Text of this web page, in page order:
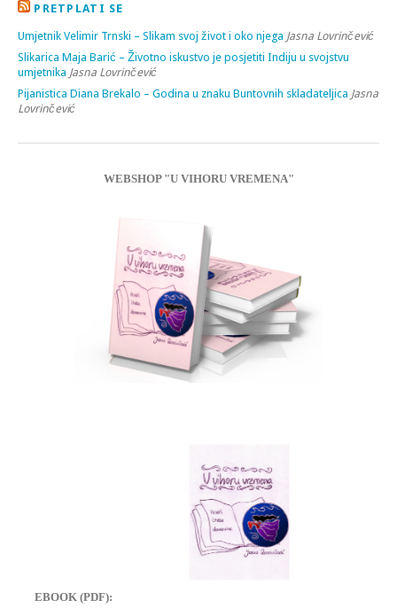
PRETPLATI SE
Umjetnik Velimir Trnski – Slikam svoj život i oko njega Jasna Lovrinčević
Slikarica Maja Barić – Životno iskustvo je posjetiti Indiju u svojstvu
umjetnika Jasna Lovrinčević
Pijanistica Diana Brekalo – Godina u znaku Buntovnih skladateljica Jasna
Lovrinčević
WEBSHOP "U VIHORU VREMENA"
EBOOK (PDF):